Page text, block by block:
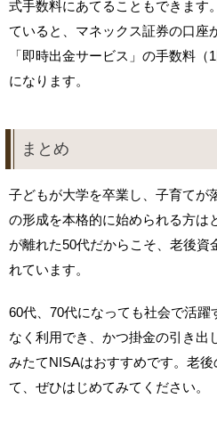
式手数料にあてることもできます
ていると、マネックス証券の口座
「即時出金サービス」の手数料
になります。
まとめ
子どもが大学を卒業し、子育てが
の形成を本格的に始められる方は
が離れた50代だからこそ、老後資
れています。
60代、70代になっても社会で活
なく利用でき、かつ掛金の引き出
みたてNISAはおすすめです。老
て、ぜひはじめてみてください。